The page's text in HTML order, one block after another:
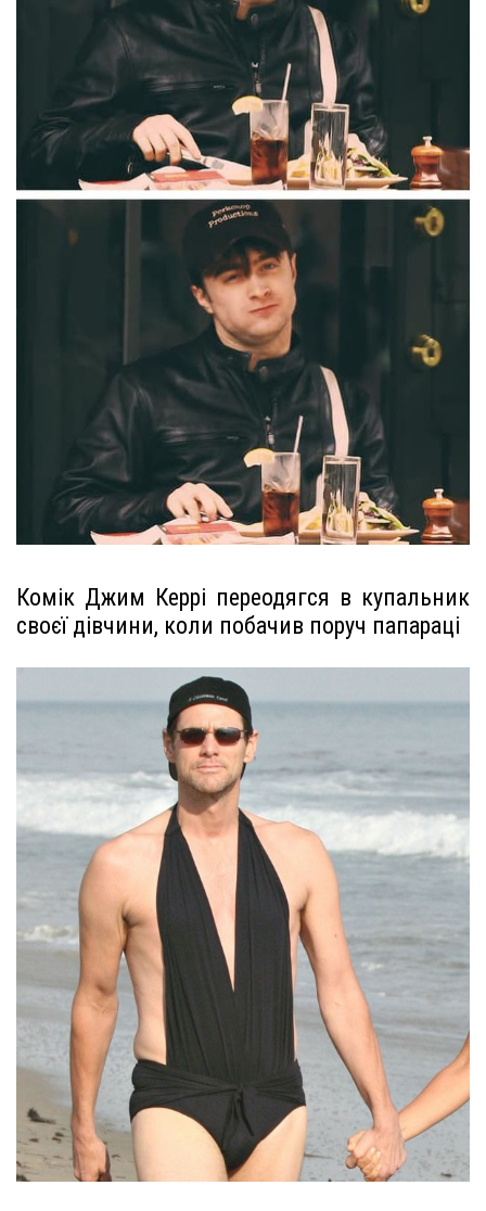
Комік Джим Керрі переодягся в купальник
своєї дівчини, коли побачив поруч папараці